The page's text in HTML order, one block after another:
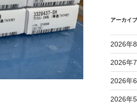
アーカイブ
2026年8
2026年7
2026年6
2026年5